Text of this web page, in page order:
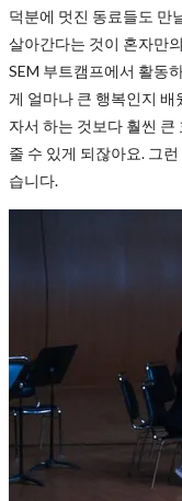
덕분에 멋진 동료들도 만
살아간다는 것이 혼자만
SEM 부트캠프에서 활동
게 얼마나 큰 행복인지
자서 하는 것보다 훨씬 큰
줄 수 있게 되잖아요. 그
습니다.